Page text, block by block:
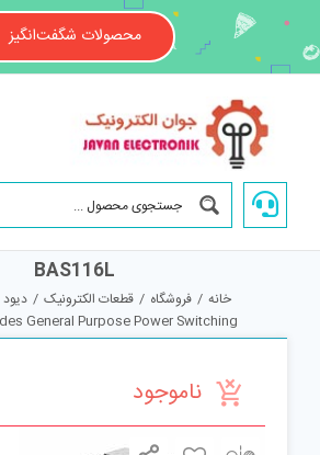
content
محصولات شگفت‌انگیز
BAS116L
خانه / فروشگاه / قطعات الکترونیک /
General Purpose Power Switching
ناموجود